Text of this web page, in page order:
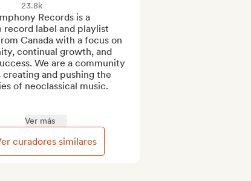
23.8k
Records is a
record label and playlist
Canada with a focus on
continual growth, and
We are a community
and pushing the
of neoclassical music.
Ver más
curadores similares